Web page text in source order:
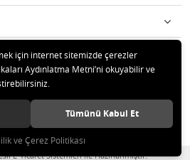
Tüm hakları saklıdır.
E-Ticaret Sistemleri ile Hazırlanmıştır.
için internet sitemizde çerezler
Aydınlatma Metni’ni okuyabilir ve
Tümünü Kabul Et
ve Çerez Politikası